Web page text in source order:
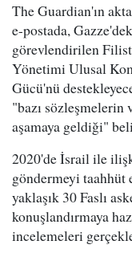
The Guardian'ın
e-postada,
görevlendirilen
Yönetimi Ulusal
Gücü'nü
"bazı sözleşmelerin
aşamaya geldiği"
2020'de İsrail ile
göndermeyi taahhüt
yaklaşık 30 Faslı
konuşlandırmaya
incelemeleri